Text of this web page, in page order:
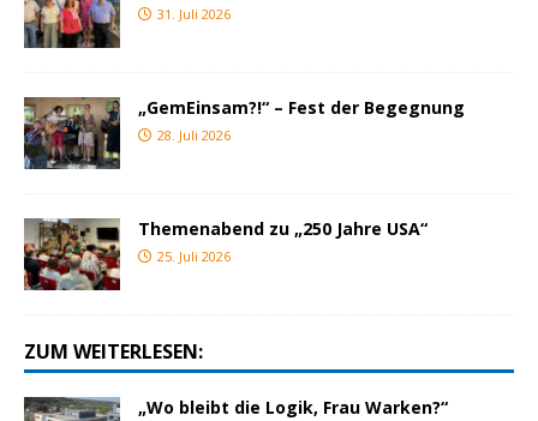
31. Juli 2026
„GemEinsam?!“ – Fest der Begegnung
28. Juli 2026
Themenabend zu „250 Jahre USA“
25. Juli 2026
ZUM WEITERLESEN:
„Wo bleibt die Logik, Frau Warken?“